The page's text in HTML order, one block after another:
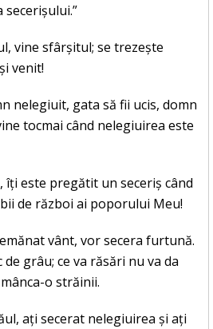
vine sfârșitul; se trezește
venit!
nelegiuit, gata să fii ucis, domn
tocmai când nelegiuirea este
îți este pregătit un seceriș când
de război ai poporului Meu!
vânt, vor secera furtună.
grâu; ce va răsări nu va da
o străinii.
ați secerat nelegiuirea și ați